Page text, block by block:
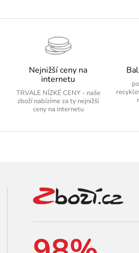
Nejnižší ceny na
internetu
TRVALE NÍZKÉ CENY - naše
zboží nabízíme za ty nejnižší
ceny na internetu